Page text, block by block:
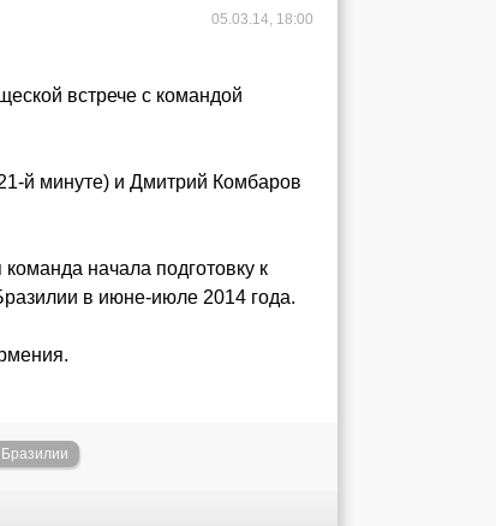
05.03.14, 18:00
встрече с командой
й минуте) и Дмитрий Комбаров
начала подготовку к
в июне-июле 2014 года.
Бразилии